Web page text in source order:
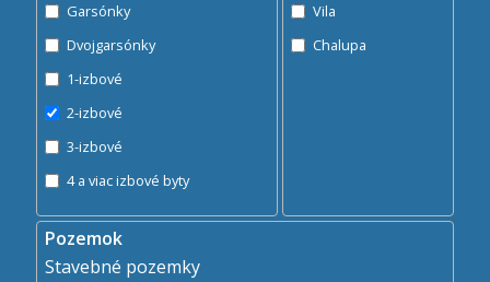
Garsónky
Dvojgarsónky
1-izbové
2-izbové
3-izbové
4 a viac izbové byty
Vila
Chalupa
Pozemok
Stavebné pozemky